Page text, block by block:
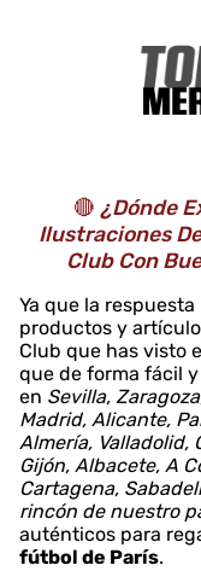
🔴 ¿Dónde
Ilustraciones
Club Con
Ya que la
productos y
Club que has visto
que de forma fácil
en Sevilla,
Madrid, Alicante,
Almería, Valladolid,
Gijón, Albacete, A
Cartagena,
rincón de nuestro
auténticos para
fútbol de París.